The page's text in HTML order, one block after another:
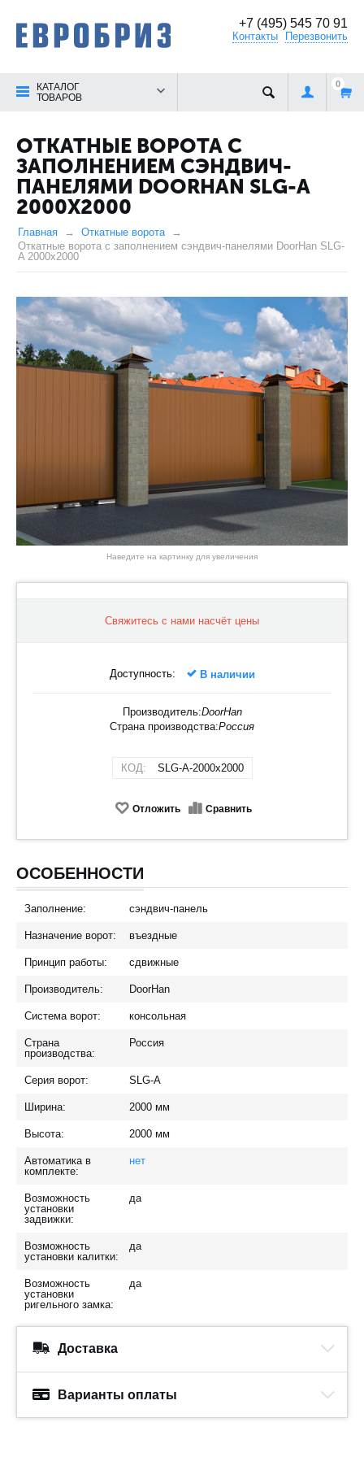
+7 (495) 545 70 91
Контакты Перезвонить
КАТАЛОГ
ТОВАРОВ
0
ОТКАТНЫЕ ВОРОТА С
ЗАПОЛНЕНИЕМ СЭНДВИЧ-
ПАНЕЛЯМИ DOORHAN SLG-A
2000X2000
Главная
Откатные ворота
Откатные ворота с заполнением сэндвич-панелями DoorHan SLG-
A 2000x2000
Наведите на картинку для увеличения
Свяжитесь с нами насчёт цены
Доступность: В наличии
Производитель:DoorHan
Страна производства:Россия
КОД: SLG-A-2000х2000
Отложить Сравнить
ОСОБЕННОСТИ
Заполнение: сэндвич-панель
Назначение ворот: въездные
Принцип работы: сдвижные
Производитель: DoorHan
Система ворот: консольная
Страна
производства:
Россия
Серия ворот: SLG-A
Ширина: 2000 мм
Высота: 2000 мм
Автоматика в
комплекте:
нет
Возможность
установки
задвижки:
да
Возможность
установки калитки:
да
Возможность
установки
ригельного замка:
да
Доставка
Варианты оплаты